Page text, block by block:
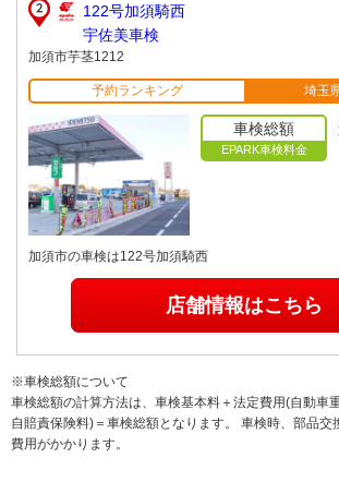
122号加須騎西
宇佐美車検
加須市芋茎1212
予約ランキング 埼玉
車検総額
EPARK車検料金
加須市の車検は122号加須騎西
店舗情報はこちら
※車検総額について
車検総額の計算方法は、車検基本料＋法定費用(自動車
自賠責保険料)＝車検総額となります。 車検時、部品交
費用がかかります。